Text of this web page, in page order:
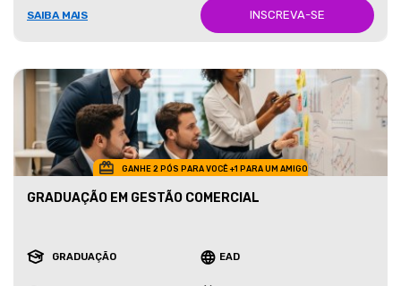
SAIBA MAIS INSCREVA-SE
GANHE 2 PÓS PARA VOCÊ +1 PARA UM AMIGO
GRADUAÇÃO EM GESTÃO COMERCIAL
GRADUAÇÃO EAD